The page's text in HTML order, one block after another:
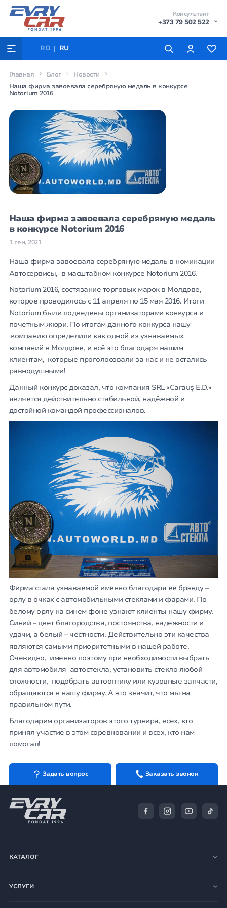
Консультант
+373 79 502 522
RO RU
Главная Блог
Новости
Наша фирма завоевала серебряную медаль в конкурсе
Notorium 2016
Наша фирма завоевала серебряную медаль
в конкурсе Notorium 2016
1 сен, 2021
Наша фирма завоевала серебряную медаль в номинации
Автосервисы, в масштабном конкурсе Notorium 2016.
Notorium 2016, состязание торговых марок в Молдове,
которое проводилось с 11 апреля по 15 мая 2016. Итоги
Notorium были подведены организаторами конкурса и
почетным жюри. По итогам данного конкурса нашу
компанию определили как одной из узнаваемых
компаний в Молдове, и всё это благодаря нашим
клиентам, которые проголосовали за нас и не остались
равнодушными!
Данный конкурс доказал, что компания SRL «Carauș E.D.»
является действительно стабильной, надёжной и
достойной командой профессионалов.
Фирма стала узнаваемой именно благодаря ее брэнду –
орлу в очках с автомобильными стеклами и фарами. По
белому орлу на синем фоне узнают клиенты нашу фирму.
Синий – цвет благородства, постоянства, надежности и
удачи, а белый – честности. Действительно эти качества
являются самыми приоритетными в нашей работе.
Очевидно, именно поэтому при необходимости выбрать
для автомобиля автостекла, установить стекло любой
сложности, подобрать автооптику или кузовные запчасти,
обращаются в нашу фирму. А это значит, что мы на
правильном пути.
Благодарим организаторов этого турнира, всех, кто
принял участие в этом соревновании и всех, кто нам
помогал!
Задать вопрос Заказать звонок
КАТАЛОГ
УСЛУГИ